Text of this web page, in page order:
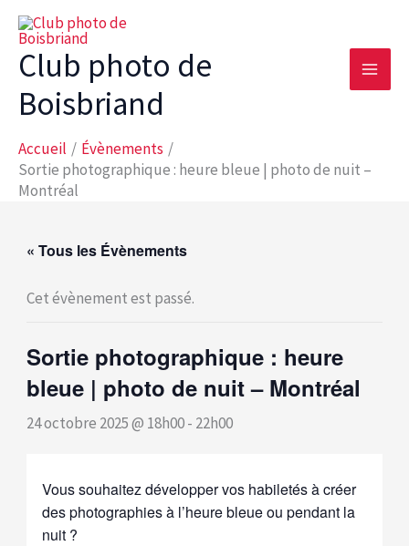
Aller
contenu
Club photo de
Boisbriand
Accueil
Évènements
Sortie photographique : heure bleue | photo de nuit –
Montréal
« Tous les Évènements
Cet évènement est passé.
Sortie photographique : heure
bleue | photo de nuit – Montréal
24 octobre 2025 @ 18h00- 22h00
Vous souhaitez développer vos habiletés à créer
des photographies à l’heure bleue ou pendant la
nuit ?